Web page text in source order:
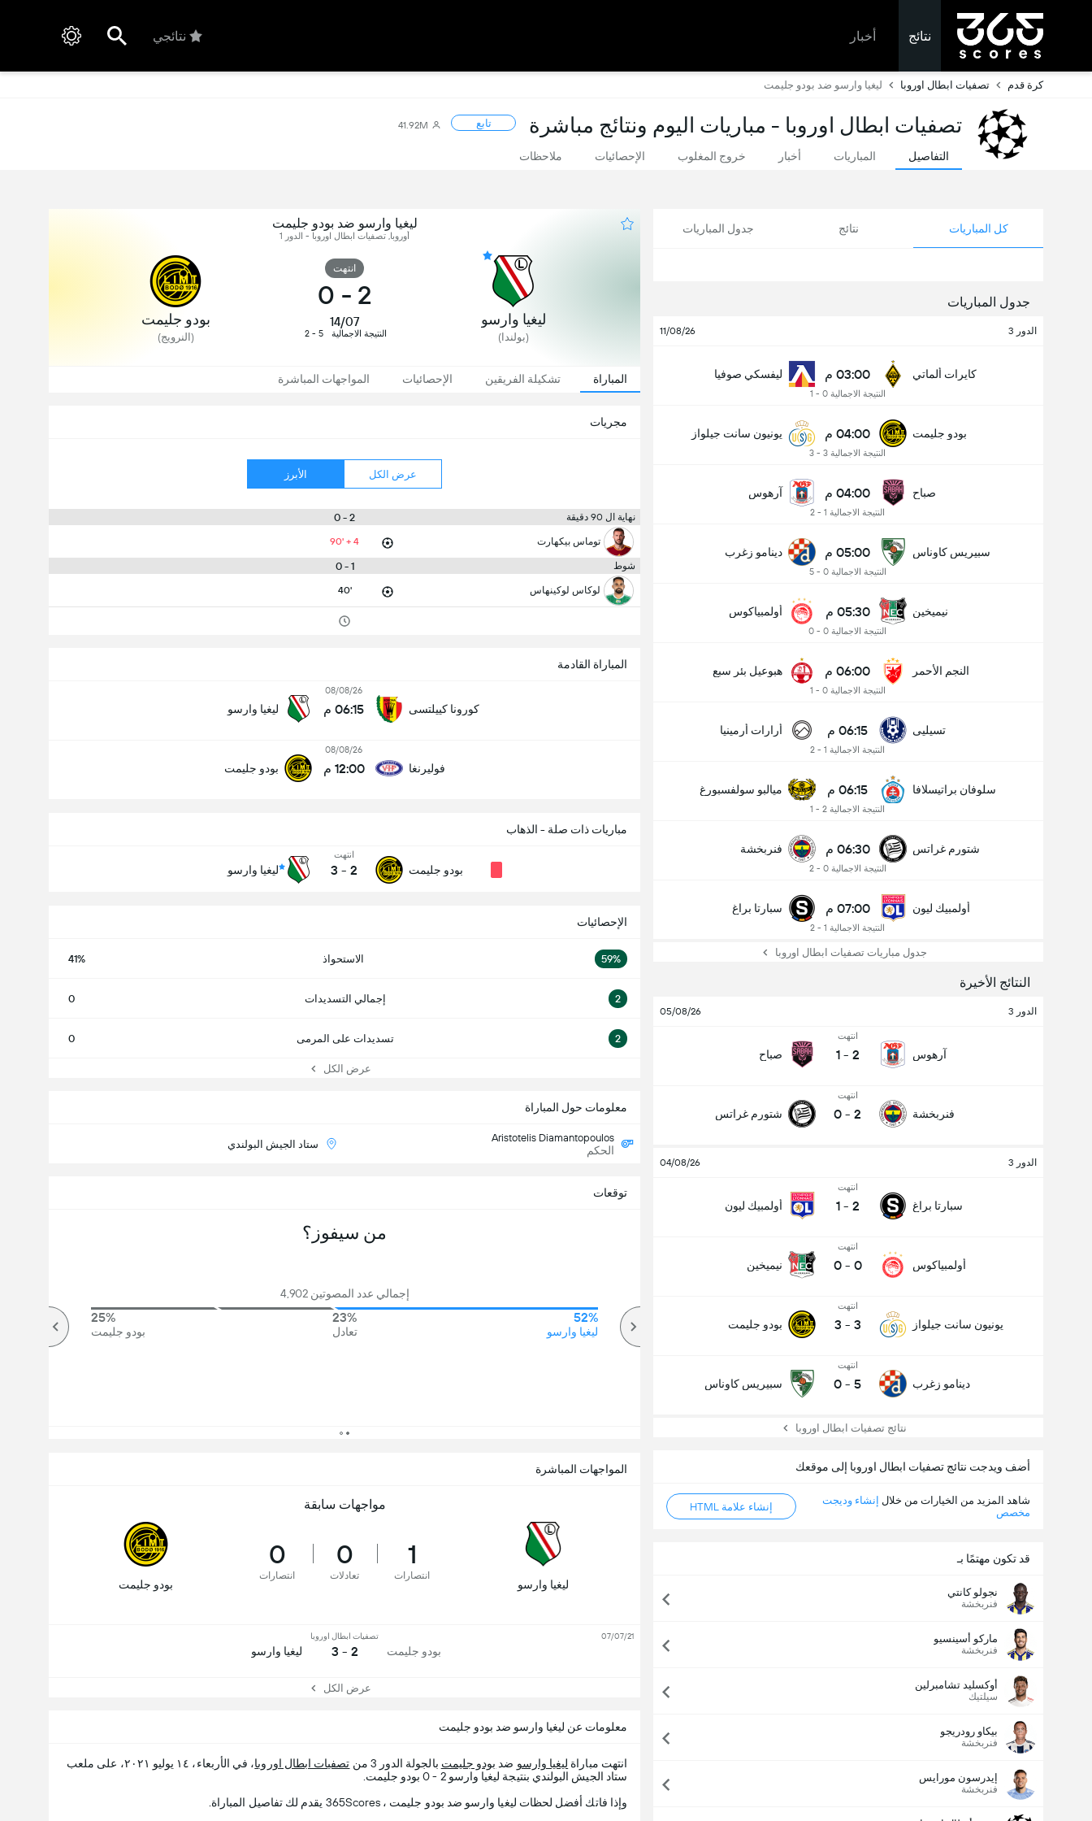
نتائج أخبار نتائجي
كرة قدم تصفيات ابطال اوروبا ليغيا وارسو ضد بودو جليمت
تصفيات ابطال اوروبا - مباريات اليوم ونتائج مباشرة تابع 41.92M
التفاصيل المباريات أخبار خروج المغلوب الإحصائيات ملاحظات
كل المباريات نتائج جدول المباريات
جدول المباريات
الدور 3 11/08/26
كايرات ألماتي 03:00 م
النتيجة الاجمالية 0 - 1
ليفسكي صوفيا
بودو جليمت 04:00 م
النتيجة الاجمالية 3 - 3
يونيون سانت جيلواز
صباح 04:00 م
النتيجة الاجمالية 1 - 2
آرهوس
سبيريس كاوناس 05:00 م
النتيجة الاجمالية 0 - 5
دينامو زغرب
نيميخين 05:30 م
النتيجة الاجمالية 0 - 0
أولمبياكوس
النجم الأحمر 06:00 م
النتيجة الاجمالية 0 - 1
هبوعيل بئر سبع
تسيليى 06:15 م
النتيجة الاجمالية 1 - 2
أرارات أرمينيا
سلوفان براتيسلافا 06:15 م
النتيجة الاجمالية 2 - 1
ميالبو سولفسبورغ
شتورم غراتس 06:30 م
النتيجة الاجمالية 0 - 2
فنربخشة
أولمبيك ليون 07:00 م
النتيجة الاجمالية 1 - 2
سبارتا براغ
جدول مباريات تصفيات ابطال اوروبا
النتائج الأخيرة
الدور 3 05/08/26
آرهوس
انتهت
2
-
1 صباح
فنربخشة
انتهت
2
-
0 شتورم غراتس
الدور 3 04/08/26
سبارتا براغ
انتهت
2
-
1 أولمبيك ليون
أولمبياكوس
انتهت
0
-
0 نيميخين
يونيون سانت جيلواز
انتهت
3
-
3 بودو جليمت
دينامو زغرب
انتهت
5
-
0 سبيريس كاوناس
نتائج تصفيات ابطال اوروبا
أضف ويدجت نتائج تصفيات ابطال اوروبا إلى موقعك
شاهد المزيد من الخيارات من خلال إنشاء وديجت
مخصص
إنشاء علامة HTML
قد تكون مهتمًا بـ
نجولو كانتي
فنربخشة
ماركو أسينسيو
فنربخشة
أوكسليد تشامبرلين
سيلتيك
بيكاو رودريجو
فنربخشة
إيدرسون مورايس
فنربخشة
ليغيا وارسو ضد بودو جليمت
أوروبا, تصفيات ابطال اوروبا - الدور 1
ليغيا وارسو
(بولندا)
انتهت
2
-
0
14/07
النتيجة الاجمالية 5 - 2
بودو جليمت
(النرويج)
المباراة تشكيلة الفريقين الإحصائيات المواجهات المباشرة
مجريات
عرض الكل الأبرز
نهاية ال 90 دقيقة 2 - 0
توماس بيكهارت 90' + 4
شوط 1 - 0
لوكاس لوكينهاس 40'
المباراة القادمة
كورونا كييلتسى
08/08/26
06:15 م ليغيا وارسو
فوليرنغا
08/08/26
12:00 م بودو جليمت
مباريات ذات صلة - الذهاب
بودو جليمت
انتهت
2
-
3 ليغيا وارسو
الإحصائيات
59% الاستحواذ 41%
2 إجمالي التسديدات 0
2 تسديدات على المرمى 0
عرض الكل
معلومات حول المباراة
Aristotelis Diamantopoulos
الحكم ستاد الجيش البولندي
توقعات
من سيفوز؟
إجمالي عدد المصوتين 4,902
52%
ليغيا وارسو
23%
تعادل
25%
بودو جليمت
المواجهات المباشرة
مواجهات سابقة
ليغيا وارسو
1
انتصارات
0
تعادلات
0
انتصارات
بودو جليمت
بودو جليمت
تصفيات ابطال اوروبا
2 - 3 ليغيا وارسو
07/07/21
عرض الكل
معلومات عن ليغيا وارسو ضد بودو جليمت
انتهت مباراة ليغيا وارسو ضد بودو جليمت بالجولة الدور 3 من تصفيات ابطال اوروبا
، في الأربعاء، ١٤ يوليو ٢٠٢١، على ملعب
ستاد الجيش البولندي بنتيجة ليغيا وارسو 2 - 0 بودو جليمت.
وإذا فاتك أفضل لحظات ليغيا وارسو ضد بودو جليمت ، 365Scores يقدم لك تفاصيل المباراة.